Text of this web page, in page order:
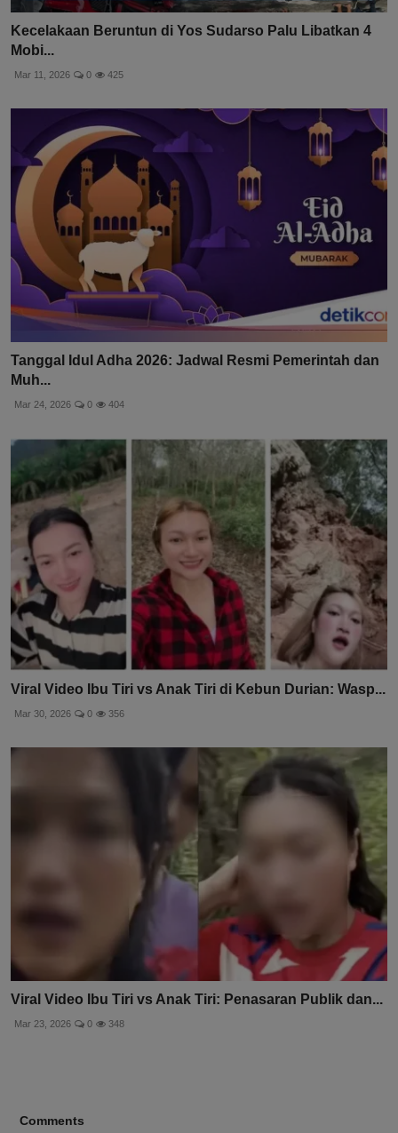
Kecelakaan Beruntun di Yos Sudarso Palu Libatkan 4
Mobi...
Mar 11, 2026 0 425
Tanggal Idul Adha 2026: Jadwal Resmi Pemerintah dan
Muh...
Mar 24, 2026 0 404
Viral Video Ibu Tiri vs Anak Tiri di Kebun Durian: Wasp...
Mar 30, 2026 0 356
Viral Video Ibu Tiri vs Anak Tiri: Penasaran Publik dan...
Mar 23, 2026 0 348
Comments